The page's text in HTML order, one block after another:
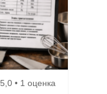
5,0 • 1 оценка